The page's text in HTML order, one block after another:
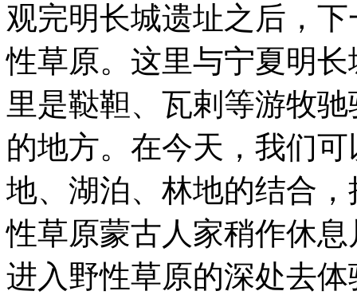
观完明长城遗址之后，
性草原。这里与宁夏明
里是鞑靼、瓦剌等游牧
的地方。在今天，我们
地、湖泊、林地的结合
性草原蒙古人家稍作休
进入野性草原的深处去